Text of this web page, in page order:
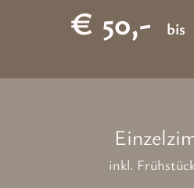
€ 50,- bis
inkl.